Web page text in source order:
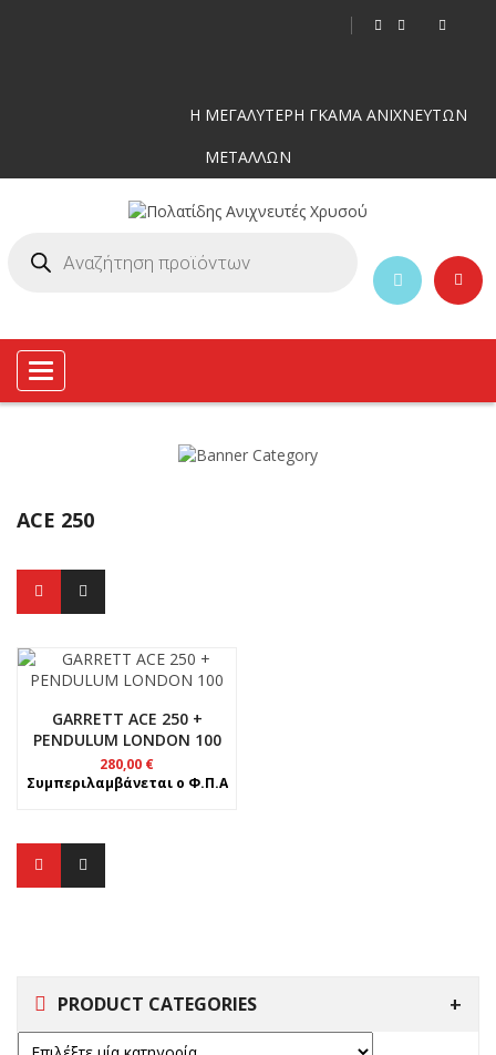
Η ΜΕΓΑΛΥΤΕΡΗ ΓΚΑΜΑ ΑΝΙΧΝΕΥΤΩΝ
ΜΕΤΑΛΛΩΝ
Toggle
navigation
PRODUCT CATEGORIES
ACE 250
GARRETT ACE 250 +
PENDULUM LONDON 100
280,00 €
Συμπεριλαμβάνεται ο Φ.Π.Α